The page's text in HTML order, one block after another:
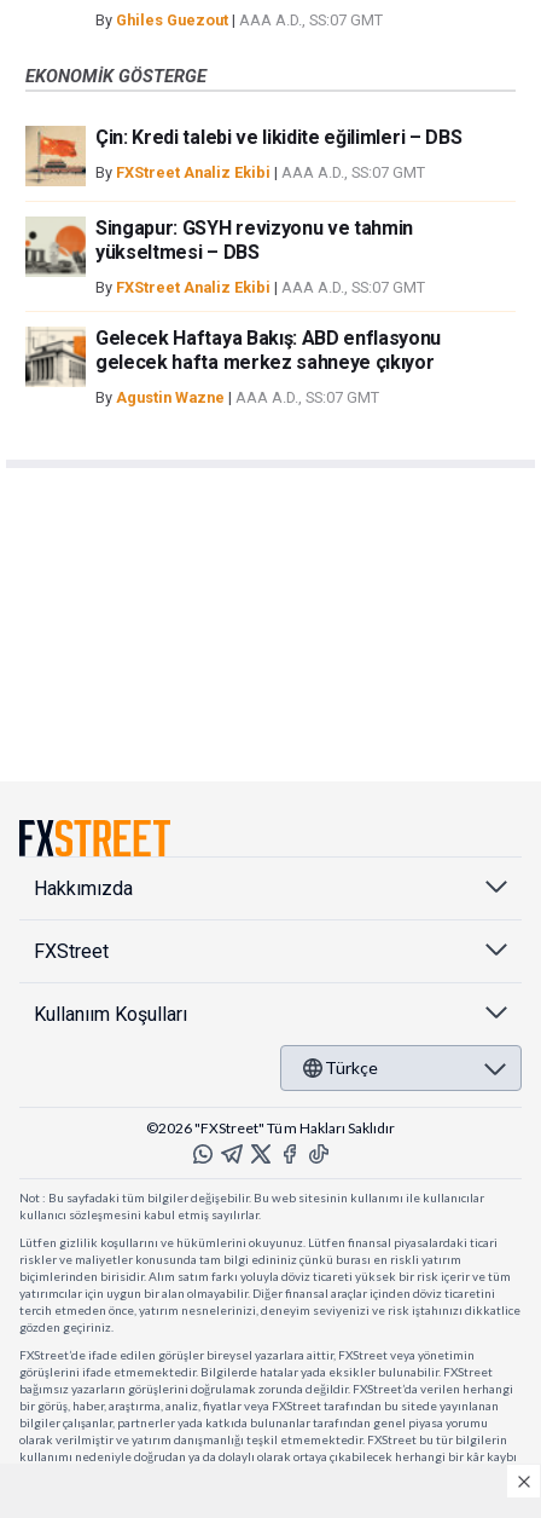
By Ghiles Guezout | AAA A.D., SS:07 GMT
EKONOMIK GÖSTERGE
Çin: Kredi talebi ve likidite eğilimleri – DBS
By FXStreet Analiz Ekibi | AAA A.D., SS:07 GMT
Singapur: GSYH revizyonu ve tahmin
yükseltmesi – DBS
By FXStreet Analiz Ekibi | AAA A.D., SS:07 GMT
Gelecek Haftaya Bakış: ABD enflasyonu
gelecek hafta merkez sahneye çıkıyor
By Agustin Wazne | AAA A.D., SS:07 GMT
Hakkımızda
FXStreet
Kullanıım Koşulları
Türkçe
©2026 "FXStreet" Tüm Hakları Saklıdır
Not : Bu sayfadaki tüm bilgiler değişebilir. Bu web sitesinin kullanımı ile kullanıcılar
kullanıcı sözleşmesini kabul etmiş sayılırlar.
Lütfen gizlilik koşullarını ve hükümlerini okuyunuz. Lütfen finansal piyasalardaki ticari
riskler ve maliyetler konusunda tam bilgi edininiz çünkü burası en riskli yatırım
biçimlerinden birisidir. Alım satım farkı yoluyla döviz ticareti yüksek bir risk içerir ve tüm
yatırımcılar için uygun bir alan olmayabilir. Diğer finansal araçlar içinden döviz ticaretini
tercih etmeden önce, yatırım nesnelerinizi, deneyim seviyenizi ve risk iştahınızı dikkatlice
gözden geçiriniz.
FXStreet’de ifade edilen görüşler bireysel yazarlara aittir, FXStreet veya yönetimin
görüşlerini ifade etmemektedir. Bilgilerde hatalar yada eksikler bulunabilir. FXStreet
bağımsız yazarların görüşlerini doğrulamak zorunda değildir. FXStreet’da verilen herhangi
bir görüş, haber, araştırma, analiz, fiyatlar veya FXStreet tarafından bu sitede yayınlanan
bilgiler çalışanlar, partnerler yada katkıda bulunanlar tarafından genel piyasa yorumu
olarak verilmiştir ve yatırım danışmanlığı teşkil etmemektedir. FXStreet bu tür bilgilerin
kullanımı nedeniyle doğrudan ya da dolaylı olarak ortaya çıkabilecek herhangi bir kâr kaybı